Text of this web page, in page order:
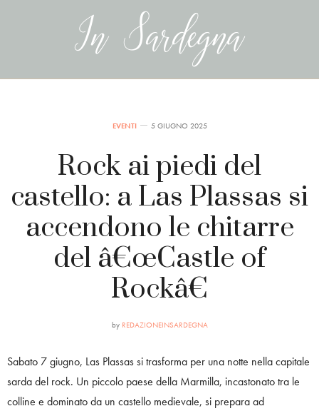
EVENTI 5 GIUGNO 2025
Rock ai piedi del
castello: a Las Plassas si
accendono le chitarre
del â€œCastle of
Rockâ€
by REDAZIONEINSARDEGNA
Sabato 7 giugno, Las Plassas si trasforma per una notte nella capitale
sarda del rock. Un piccolo paese della Marmilla, incastonato tra le
colline e dominato da un castello medievale, si prepara ad